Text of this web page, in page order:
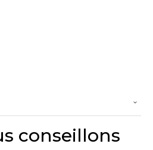
conseillons